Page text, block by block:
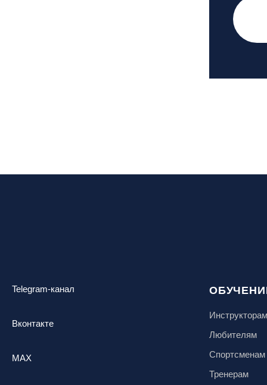
Telegram-канал
Вконтакте
MAX
Инструкторам
Любителям
Спортсменам
Тренерам